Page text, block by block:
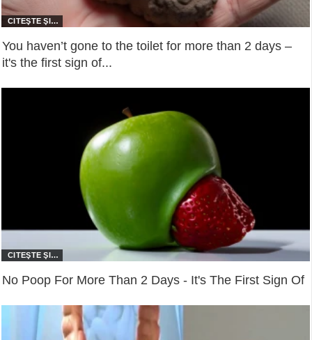
You haven’t gone to the toilet for more than 2 days –
it's the first sign of...
No Poop For More Than 2 Days - It's The First Sign Of